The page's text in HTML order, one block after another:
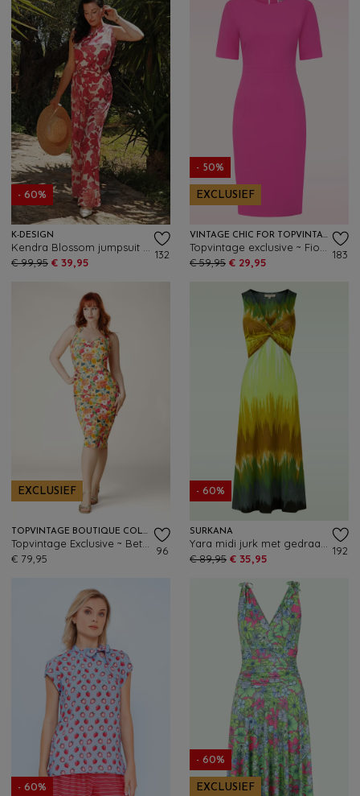
- 60%
K-DESIGN
€ 99,95 € 39,95
132
- 50%
EXCLUSIEF
VINTAGE CHIC FOR TOPVINTAGE
€ 59,95 € 29,95
183
EXCLUSIEF
TOPVINTAGE BOUTIQUE COLLECTION
€ 79,95
96
- 60%
SURKANA
€ 89,95 € 35,95
192
- 60%
- 60%
EXCLUSIEF